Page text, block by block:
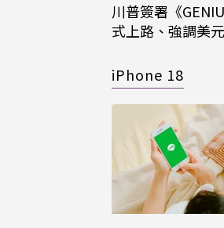
川普簽署《
式上路、強調美
iPhone 18